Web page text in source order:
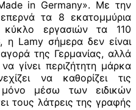
in Germany». Με την
τα 8 εκατομμύρια
εργασιών τα 110
η Lamy σήμερα δεν είναι
της Γερμανίας, αλλά
γίνει περιζήτητη μάρκα
να καθορίζει τις
μόνο μέσω των ειδικών
τους λάτρεις της γραφής